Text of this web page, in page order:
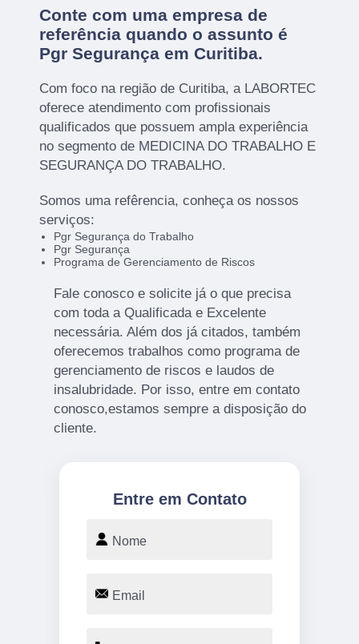
Conte com uma empresa de
referência quando o assunto é
Pgr Segurança em Curitiba.
Com foco na região de Curitiba, a LABORTEC
oferece atendimento com profissionais
qualificados que possuem ampla experiência
no segmento de MEDICINA DO TRABALHO E
SEGURANÇA DO TRABALHO.
Somos uma refêrencia, conheça os nossos
serviços:
Pgr Segurança do Trabalho
Pgr Segurança
Programa de Gerenciamento de Riscos
Fale conosco e solicite já o que precisa
com toda a Qualificada e Excelente
necessária. Além dos já citados, também
oferecemos trabalhos como programa de
gerenciamento de riscos e laudos de
insalubridade. Por isso, entre em contato
conosco,estamos sempre a disposição do
cliente.
Entre em Contato